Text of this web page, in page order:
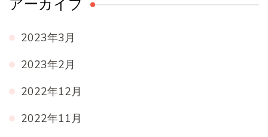
アーカイブ
2023年3月
2023年2月
2022年12月
2022年11月